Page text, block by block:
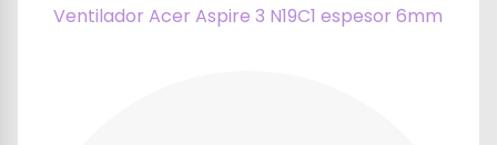
Ventilador Acer Aspire 3 N19C1 espesor 6mm